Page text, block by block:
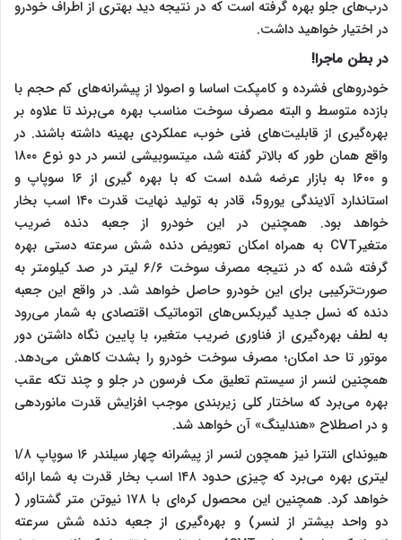
درب‌های جلو بهره گرفته است که در نتیجه دید بهتری از اطراف خودرو
در اختیار خواهید داشت.
در بطن ماجرا!
خودروهای فشرده و کامپکت اساسا و اصولا از پیشرانه‌های کم حجم با
بازده متوسط و البته مصرف سوخت مناسب بهره می‌برند تا علاوه بر
بهره‌گیری از قابلیت‌های فنی خوب، عملکردی بهینه داشته باشند. در
واقع همان طور که بالاتر گفته شد، میتسوبیشی لنسر در دو نوع ۱۸۰۰
و ۱۶۰۰ به بازار عرضه شده است که با بهره گیری از ۱۶ سوپاپ و
استاندارد آلایندگی یورو5، قادر به تولید نهایت قدرت ۱۴۰ اسب بخار
خواهد بود. همچنین در این خودرو از جعبه دنده ضریب
متغیرCVT به همراه امکان تعویض دنده شش سرعته دستی بهره
گرفته شده که در نتیجه مصرف سوخت ۶/۶ لیتر در صد کیلومتر به
صورت‌ترکیبی برای این خودرو حاصل خواهد شد. در واقع این جعبه
دنده که نسل جدید گیربکس‌های اتوماتیک اقتصادی به شمار می‌رود
به لطف بهره‌گیری از فناوری ضریب متغیر، با پایین نگاه داشتن دور
موتور تا حد امکان؛ مصرف سوخت خودرو را بشدت کاهش می‌دهد.
همچنین لنسر از سیستم تعلیق مک فرسون در جلو و چند تکه عقب
بهره می‌برد که ساختار کلی زیربندی موجب افزایش قدرت مانور‌دهی
و در اصطلاح «هندلینگ» آن خواهد شد.
هیوندای النترا نیز همچون لنسر از پیشرانه چهار سیلندر ۱۶ سوپاپ ۱/۸
لیتری بهره می‌برد که چیزی حدود ۱۴۸ اسب بخار قدرت به شما ارائه
خواهد کرد. همچنین این محصول کره‌ای با ۱۷۸ نیوتن متر گشتاور (
دو واحد بیشتر از لنسر) و بهره‌گیری از جعبه دنده شش سرعته